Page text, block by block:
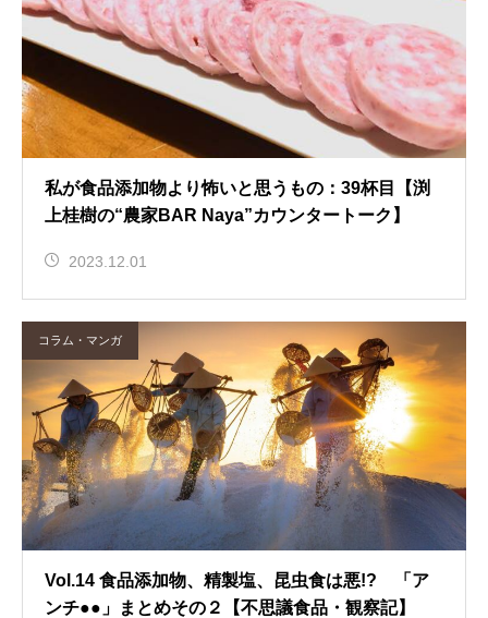
私が食品添加物より怖いと思うもの：39杯目【渕
上桂樹の“農家BAR Naya”カウンタートーク】
2023.12.01
コラム・マンガ
Vol.14 食品添加物、精製塩、昆虫食は悪!? 「ア
ンチ●●」まとめその２【不思議食品・観察記】